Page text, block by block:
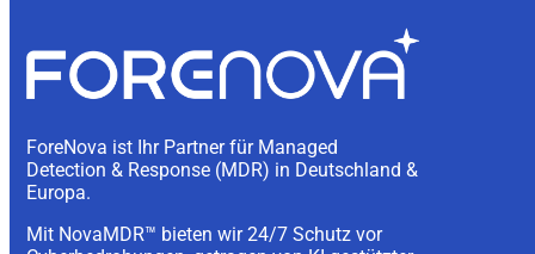
ForeNova ist Ihr Partner für Managed
Detection & Response (MDR) in Deutschland &
Europa.
Mit NovaMDR™ bieten wir 24/7 Schutz vor